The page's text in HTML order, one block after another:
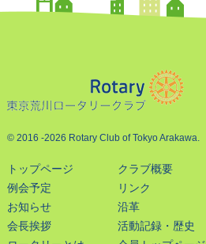
© 2016 -2026 Rotary Club of Tokyo Arakawa.
トップページ
例会予定
お知らせ
会長挨拶
クラブ概要
リンク
沿革
活動記録・歴史